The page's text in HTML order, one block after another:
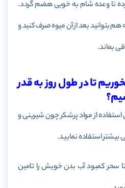
تا وعده شام به خوبی هضم گردد.
بتوانید بعد از آن میوه صرف کنید و
بماند.
تا در طول روز به قدر
از مواد پرشکر چون شیرینی و
بیشتر استفاده نمایید.
سحر کمبود آب بدن خویش را تامین